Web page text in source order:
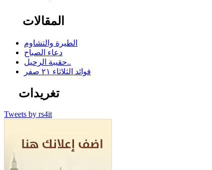
المقالات
الطيرة والتشاوم
دعاء الصباح
حقيبة الرحيل..
فوائد الثلاثاء ٢١ صفر
تغريدات
Tweets by rs4it